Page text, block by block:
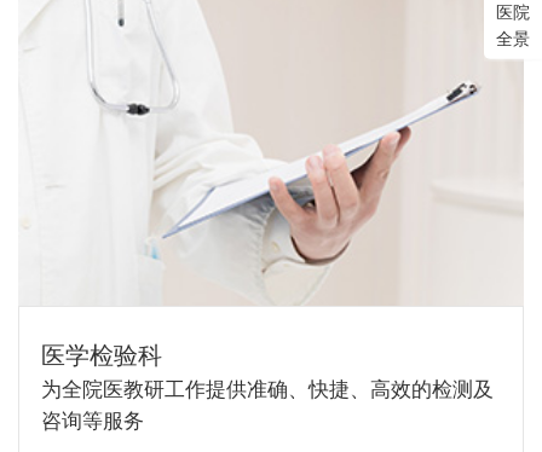
医学检验科
为全院医教研工作提供准确、快捷、高效的检测及
咨询等服务
医院
全景